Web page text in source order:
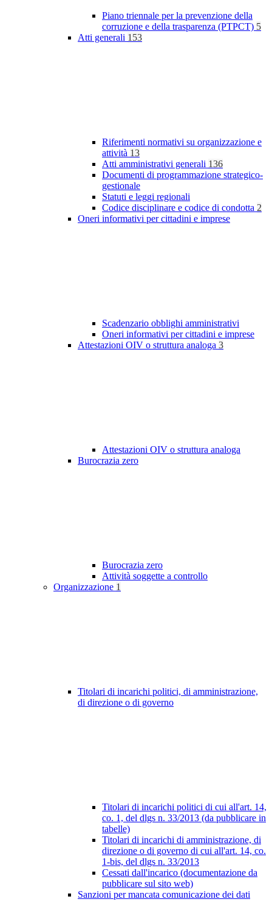
Piano triennale per la prevenzione della
corruzione e della trasparenza (PTPCT) 5
Atti generali 153
Riferimenti normativi su organizzazione e
attività 13
Atti amministrativi generali 136
Documenti di programmazione strategico-
gestionale
Statuti e leggi regionali
Codice disciplinare e codice di condotta 2
Oneri informativi per cittadini e imprese
Scadenzario obblighi amministrativi
Oneri informativi per cittadini e imprese
Attestazioni OIV o struttura analoga 3
Attestazioni OIV o struttura analoga
Burocrazia zero
Burocrazia zero
Attività soggette a controllo
Organizzazione 1
Titolari di incarichi politici, di amministrazione,
di direzione o di governo
Titolari di incarichi politici di cui all'art. 14,
co. 1, del dlgs n. 33/2013 (da pubblicare in
tabelle)
Titolari di incarichi di amministrazione, di
direzione o di governo di cui all'art. 14, co.
1-bis, del dlgs n. 33/2013
Cessati dall'incarico (documentazione da
pubblicare sul sito web)
Sanzioni per mancata comunicazione dei dati